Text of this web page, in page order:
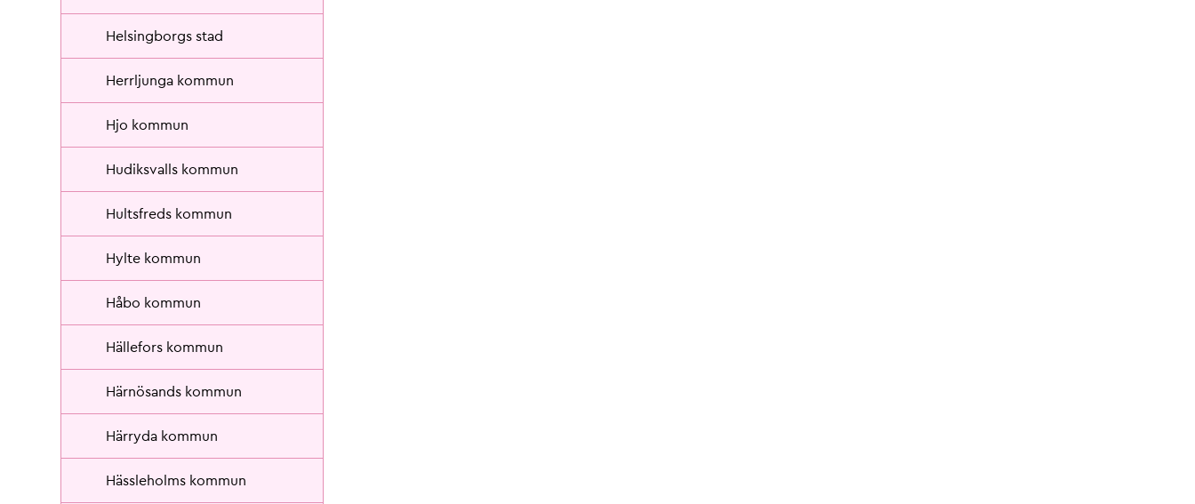
Helsingborgs stad
Herrljunga kommun
Hjo kommun
Hudiksvalls kommun
Hultsfreds kommun
Hylte kommun
Håbo kommun
Hällefors kommun
Härnösands kommun
Härryda kommun
Hässleholms kommun